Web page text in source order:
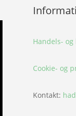
Handels-
Cookie- og
Kontakt: